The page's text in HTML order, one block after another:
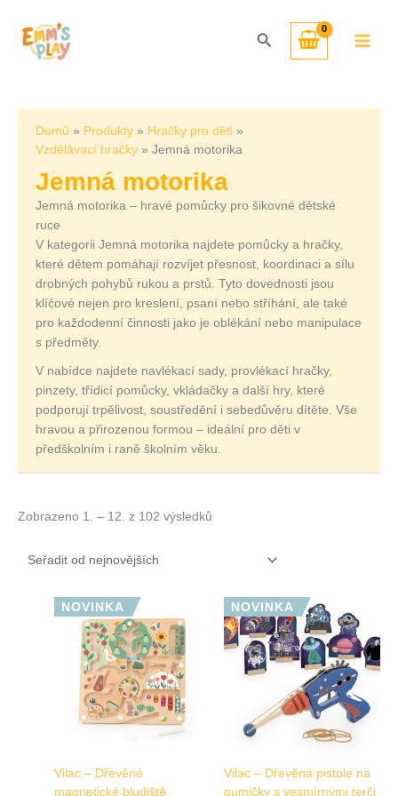
obsah
Hledat
Domů Produkty
Hračky pro děti
Vzdělávací hračky
Jemná motorika
Jemná motorika
Jemná motorika – hravé pomůcky pro šikovné dětské
ruce
V kategorii Jemná motorika najdete pomůcky a hračky,
které dětem pomáhají rozvíjet přesnost, koordinaci a sílu
drobných pohybů rukou a prstů. Tyto dovednosti jsou
klíčové nejen pro kreslení, psaní nebo stříhání, ale také
pro každodenní činnosti jako je oblékání nebo manipulace
s předměty.
V nabídce najdete navlékací sady, provlékací hračky,
pinzety, třídicí pomůcky, vkládačky a další hry, které
podporují trpělivost, soustředění i sebedůvěru dítěte. Vše
hravou a přirozenou formou – ideální pro děti v
předškolním i raně školním věku.
Zobrazeno 1. – 12. z 102 výsledků
nejnovějších
NOVINKA
Vilac – Dřevěné
magnetické bludiště
NOVINKA
Vilac – Dřevěná pistole na
gumičky s vesmírnými terči